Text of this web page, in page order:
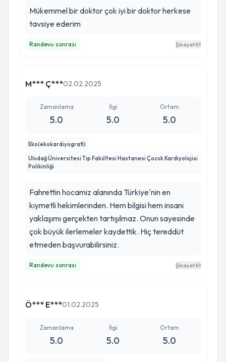
Mükemmel bir doktor çok iyi bir doktor herkese
tavsiye ederim
Randevu sonrası Şikayet Et
M*** Ç***02.02.2025
Zamanlama
5.0
İlgi
5.0
Ortam
5.0
Eko(ekokardiyografi)
Uludağ Üniversitesi Tıp Fakültesi Hastanesi Çocuk Kardiyolojisi
Polikinliği
Fahrettin hocamiz alanında Türkiye'nin en
kıymetli hekimlerinden. Hem bilgisi hem insani
yaklaşımı gerçekten tartışılmaz. Onun sayesinde
çok büyük ilerlemeler kaydettik. Hiç tereddüt
etmeden başvurabilirsiniz.
Randevu sonrası Şikayet Et
Ö*** E***01.02.2025
Zamanlama
5.0
İlgi
5.0
Ortam
5.0